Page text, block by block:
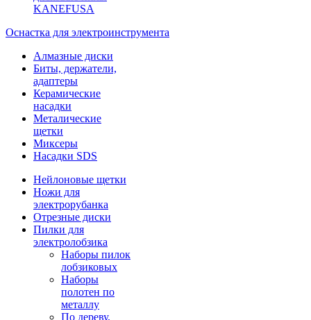
KANEFUSA
Оснастка для электроинструмента
Алмазные диски
Биты, держатели,
адаптеры
Керамические
насадки
Металические
щетки
Миксеры
Насадки SDS
Нейлоновые щетки
Ножи для
электрорубанка
Отрезные диски
Пилки для
электролобзика
Наборы пилок
лобзиковых
Наборы
полотен по
металлу
По дереву,